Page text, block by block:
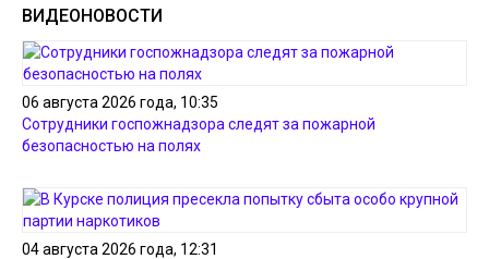
ВИДЕОНОВОСТИ
06 августа 2026 года, 10:35
Сотрудники госпожнадзора следят за пожарной
безопасностью на полях
04 августа 2026 года, 12:31